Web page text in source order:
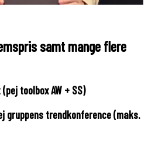
samt mange flere
toolbox AW + SS)
trendkonference (maks.